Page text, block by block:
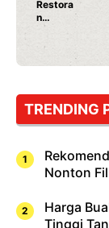
TRENDING
Nonton
Harga
Tinggi